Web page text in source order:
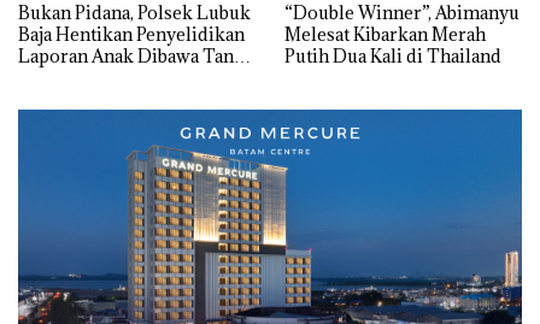
Bukan Pidana, Polsek Lubuk
Baja Hentikan Penyelidikan
Laporan Anak Dibawa Tanpa
“Double Winner”, Abimanyu
Melesat Kibarkan Merah
Putih Dua Kali di Thailand